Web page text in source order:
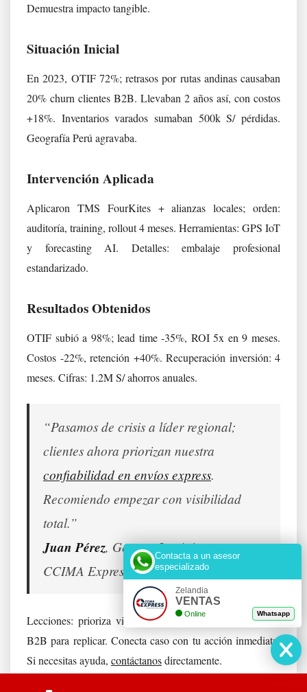
Demuestra impacto tangible.
Situación Inicial
En 2023, OTIF 72%; retrasos por rutas andinas causaban
20% churn clientes B2B. Llevaban 2 años así, con costos
+18%. Inventarios varados sumaban 500k S/ pérdidas.
Geografía Perú agravaba.
Intervención Aplicada
Aplicaron TMS FourKites + alianzas locales; orden:
auditoría, training, rollout 4 meses. Herramientas: GPS IoT
y forecasting AI. Detalles: embalaje profesional
estandarizado.
Resultados Obtenidos
OTIF subió a 98%; lead time -35%, ROI 5x en 9 meses.
Costos -22%, retención +40%. Recuperación inversión: 4
meses. Cifras: 1.2M S/ ahorros anuales.
“Pasamos de crisis a líder regional;
clientes ahora priorizan nuestra
confiabilidad en envíos express.
Recomiendo empezar con visibilidad
total.”
Juan Pérez, Gerente Logística —
CCIMA Express
Lecciones: prioriza visibilidad local y SLAs; aplica a tu
B2B para replicar. Conecta caso con tu acción inmediata.
Si necesitas ayuda, contáctanosdirectamente.
Contacta a un asesor
especializado
Zelandia
VENTAS
Online Whatsapp